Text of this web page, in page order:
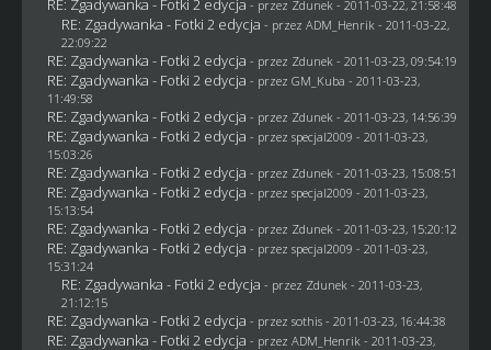
RE: Zgadywanka - Fotki 2 edycja - przez Zdunek - 2011-03-22, 21:58:48
RE: Zgadywanka - Fotki 2 edycja - przez ADM_Henrik - 2011-03-22,
22:09:22
RE: Zgadywanka - Fotki 2 edycja - przez Zdunek - 2011-03-23, 09:54:19
RE: Zgadywanka - Fotki 2 edycja - przez GM_Kuba - 2011-03-23,
11:49:58
RE: Zgadywanka - Fotki 2 edycja - przez Zdunek - 2011-03-23, 14:56:39
RE: Zgadywanka - Fotki 2 edycja - przez specjal2009 - 2011-03-23,
15:03:26
RE: Zgadywanka - Fotki 2 edycja - przez Zdunek - 2011-03-23, 15:08:51
RE: Zgadywanka - Fotki 2 edycja - przez specjal2009 - 2011-03-23,
15:13:54
RE: Zgadywanka - Fotki 2 edycja - przez Zdunek - 2011-03-23, 15:20:12
RE: Zgadywanka - Fotki 2 edycja - przez specjal2009 - 2011-03-23,
15:31:24
RE: Zgadywanka - Fotki 2 edycja - przez Zdunek - 2011-03-23,
21:12:15
RE: Zgadywanka - Fotki 2 edycja - przez sothis- 2011-03-23, 16:44:38
RE: Zgadywanka - Fotki 2 edycja - przez ADM_Henrik - 2011-03-23,